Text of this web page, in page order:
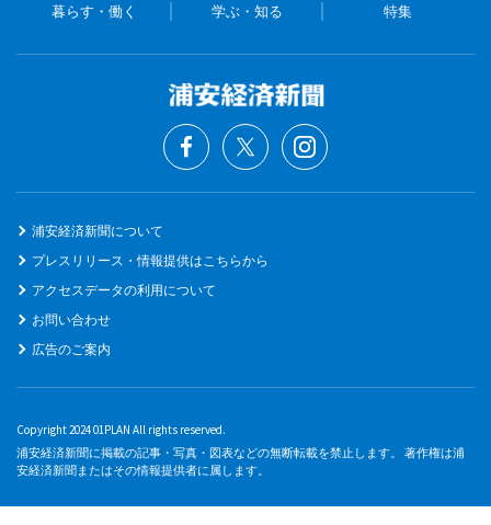
暮らす・働く 学ぶ・知る 特集
浦安経済新聞について
プレスリリース・情報提供はこちらから
アクセスデータの利用について
お問い合わせ
広告のご案内
Copyright 2024 01PLAN All rights reserved.
浦安経済新聞に掲載の記事・写真・図表などの無断転載を禁止します。 著作権は浦
安経済新聞またはその情報提供者に属します。